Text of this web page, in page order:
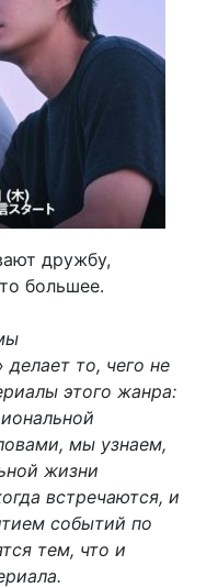
дружбу,
большее.
делает то, чего не
этого жанра:
мы узнаем,
жизни
встречаются, и
событий по
тем, что и